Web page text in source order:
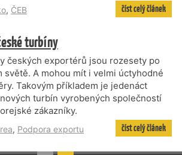
, ČEB číst celý článek
turbíny
českých exportérů jsou rozesety po
světě. A mohou mít i velmi úctyhodné
Takovým příkladem je jedenáct
turbín vyrobených společností
zákazníky.
, Podpora exportu číst celý článek